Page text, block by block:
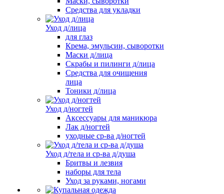
Средства для укладки
Уход д/лица
для глаз
Крема, эмульсии, сыворотки
Маски д/лица
Скрабы и пилинги д/лица
Средства для очищения
лица
Тоники д/лица
Уход д/ногтей
Аксессуары для маникюра
Лак д/ногтей
уходные ср-ва д/ногтей
Уход д/тела и ср-ва д/душа
Бритвы и лезвия
наборы для тела
Уход за руками, ногами